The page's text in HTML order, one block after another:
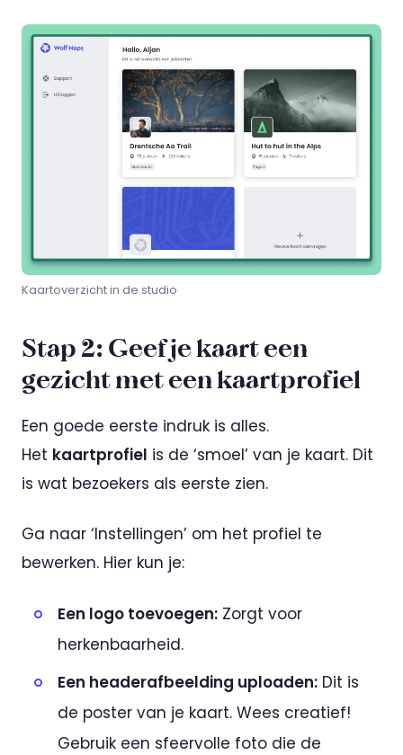
Kaartoverzicht in de studio
Stap 2: Geef je kaart een
gezicht met een kaartprofiel
Een goede eerste indruk is alles.
Het kaartprofiel is de ‘smoel’ van je kaart. Dit
is wat bezoekers als eerste zien.
Ga naar ‘Instellingen’ om het profiel te
bewerken. Hier kun je:
Een logo toevoegen: Zorgt voor
herkenbaarheid.
Een headerafbeelding uploaden: Dit is
de poster van je kaart. Wees creatief!
Gebruik een sfeervolle foto die de